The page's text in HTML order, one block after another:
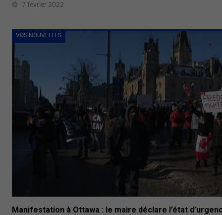
7 février 2022
VOS NOUVELLES
Manifestation à Ottawa : le maire déclare l’état